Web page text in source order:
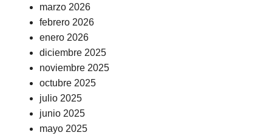
marzo 2026
febrero 2026
enero 2026
diciembre 2025
noviembre 2025
octubre 2025
julio 2025
junio 2025
mayo 2025